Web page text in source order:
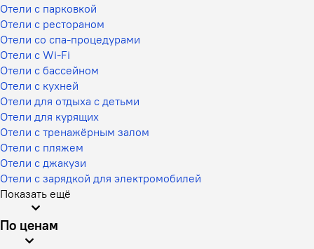
Отели с парковкой
Отели с рестораном
Отели со спа-процедурами
Отели с Wi-Fi
Отели с бассейном
Отели с кухней
Отели для отдыха с детьми
Отели для курящих
Отели с тренажёрным залом
Отели с пляжем
Отели с джакузи
Отели с зарядкой для электромобилей
Показать ещё
По ценам